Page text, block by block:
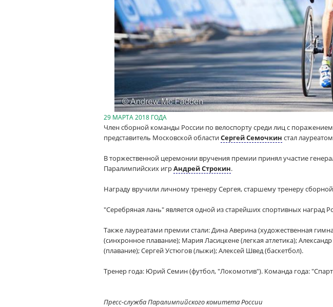
29 МАРТА 2018 ГОДА
Член сборной команды России по велоспорту среди лиц с
представитель Московской областиСергей Семочкин стал
В торжественной церемонии вручения премии принял участие
Паралимпийских игрАндрей Строкин.
Награду вручили личному тренеру Сергея, старшему тренеру
"Серебряная лань" является одной из старейших спортивных наград
Также лауреатами премии стали: Дина Аверина (художественная
(синхронное плавание); Мария Ласицкене (легкая атлетика);
(плавание); Сергей Устюгов (лыжи); Алексей Швед (баскетбол).
Тренер года: Юрий Семин (футбол, "Локомотив"). Команда года:
Пресс-служба Паралимпийского комитета России